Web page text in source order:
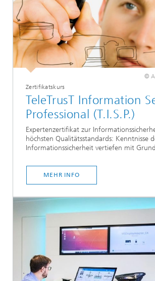
©
Zertifikatskurs
TeleTrusT Information
Professional (T.I.S.P.)
Expertenzertifikat zur
höchsten Qualitätsstandards: Kenntnisse
Informationssicherheit vertiefen mit
MEHR INFO